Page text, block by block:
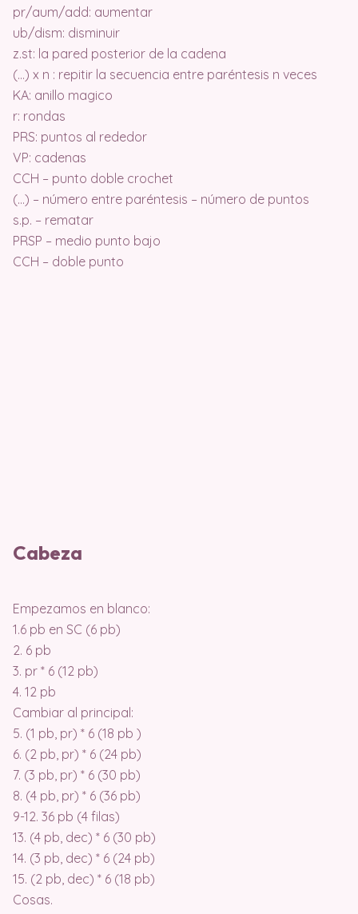
pr/aum/add: aumentar
ub/dism: disminuir
z.st: la pared posterior de la cadena
(…) x n : repitir la secuencia entre paréntesis n veces
KA: anillo magico
r: rondas
PRS: puntos al rededor
VP: cadenas
CCH – punto doble crochet
(…) – número entre paréntesis – número de puntos
s.p. – rematar
PRSP – medio punto bajo
CCH – doble punto
Cabeza
Empezamos en blanco:
1.6 pb en SC (6 pb)
2. 6 pb
3. pr * 6 (12 pb)
4. 12 pb
Cambiar al principal:
5. (1 pb, pr) * 6 (18 pb )
6. (2 pb, pr) * 6 (24 pb)
7. (3 pb, pr) * 6 (30 pb)
8. (4 pb, pr) * 6 (36 pb)
9-12. 36 pb (4 filas)
13. (4 pb, dec) * 6 (30 pb)
14. (3 pb, dec) * 6 (24 pb)
15. (2 pb, dec) * 6 (18 pb)
Cosas.